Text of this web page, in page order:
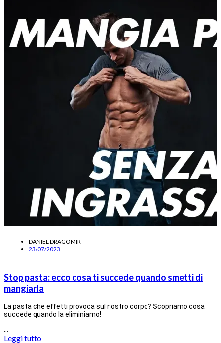
DANIEL DRAGOMIR
23/07/2023
Stop pasta: ecco cosa ti succede quando smetti di
mangiarla
La pasta che effetti provoca sul nostro corpo? Scopriamo cosa
succede quando la eliminiamo!
Leggi tutto